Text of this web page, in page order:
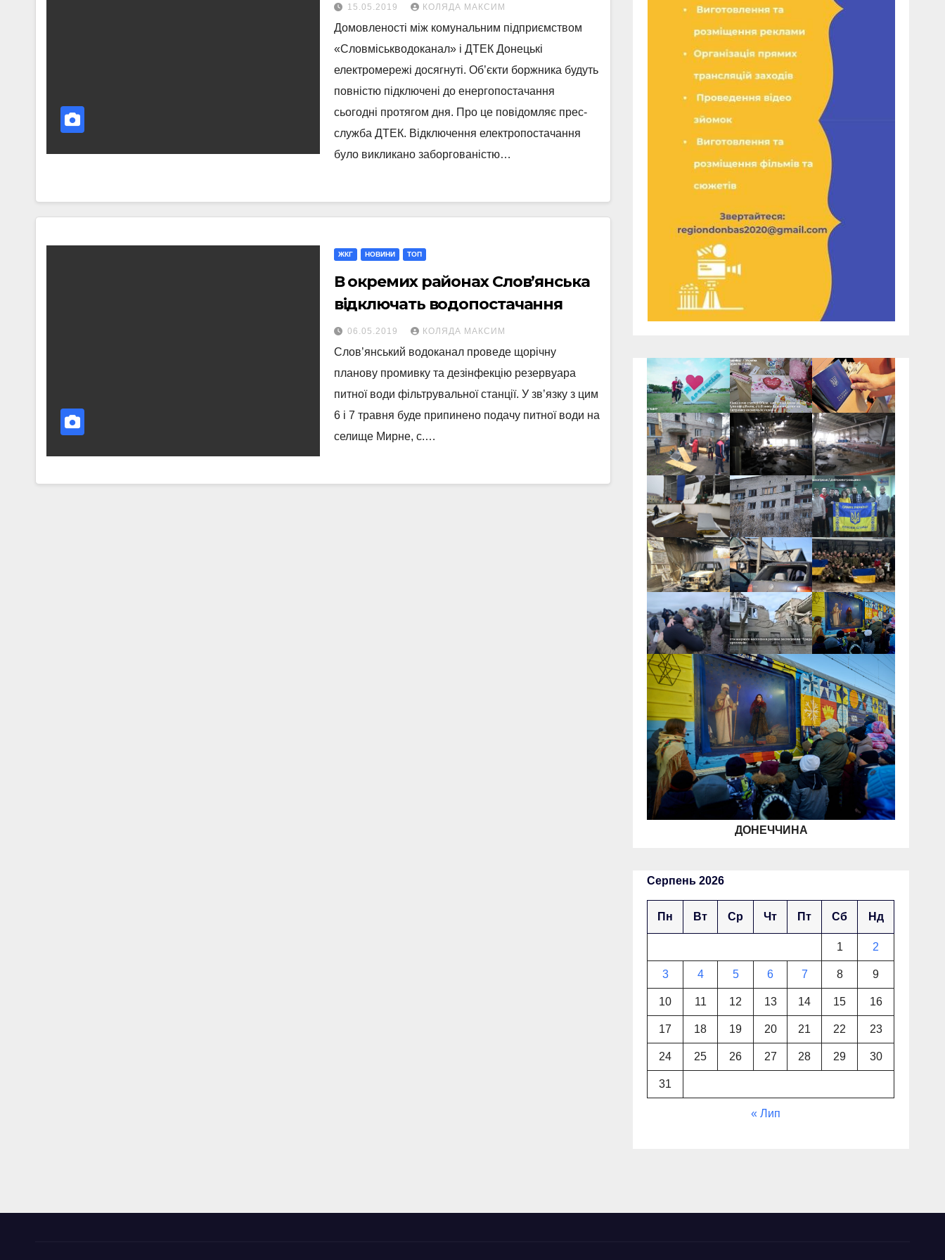
15.05.2019 КОЛЯДА МАКСИМ
Домовленості між комунальним підприємством
«Словміськводоканал» і ДТЕК Донецькі
електромережі досягнуті. Об’єкти боржника будуть
повністю підключені до енергопостачання
сьогодні протягом дня. Про це повідомляє прес-
служба ДТЕК. Відключення електропостачання
було викликано заборгованістю…
ЖКГ НОВИНИ ТОП
В окремих районах Слов’янська
відключать водопостачання
06.05.2019 КОЛЯДА МАКСИМ
Слов’янський водоканал проведе щорічну
планову промивку та дезінфекцію резервуара
питної води фільтрувальної станції. У зв’язку з цим
6 і 7 травня буде припинено подачу питної води на
селище Мирне, с.…
ДОНЕЧЧИНА
Серпень 2026
Пн Вт Ср Чт Пт Сб Нд
1 2
3 4 5 6 7 8 9
10 11 12 13 14 15 16
17 18 19 20 21 22 23
24 25 26 27 28 29 30
31
« Лип